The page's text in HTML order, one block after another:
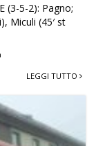
(3-5-2): Pagno;
Miculi (45′ st
LEGGI TUTTO